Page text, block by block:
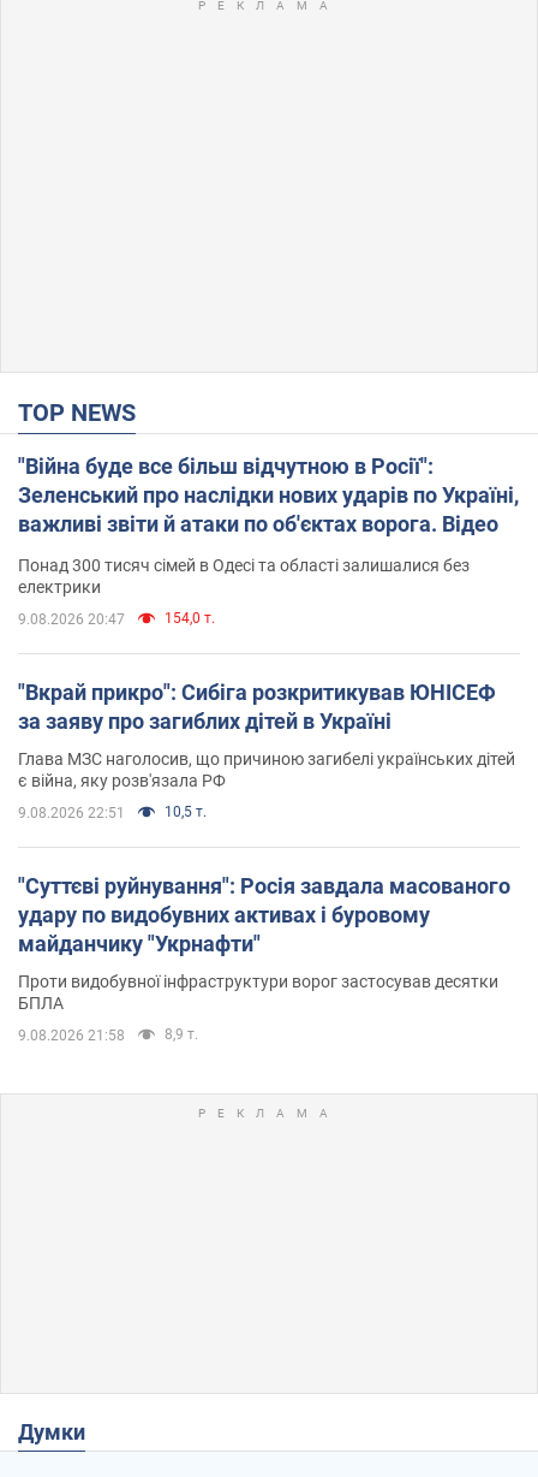
TOP NEWS
"Війна буде все більш відчутною в Росії":
Зеленський про наслідки нових ударів по Україні,
важливі звіти й атаки по об'єктах ворога. Відео
Понад 300 тисяч сімей в Одесі та області залишалися без
електрики
9.08.2026 20:47 154,0 т.
"Вкрай прикро": Сибіга розкритикував ЮНІСЕФ
за заяву про загиблих дітей в Україні
Глава МЗС наголосив, що причиною загибелі українських дітей
є війна, яку розв'язала РФ
9.08.2026 22:51 10,5 т.
"Суттєві руйнування": Росія завдала масованого
удару по видобувних активах і буровому
майданчику "Укрнафти"
Проти видобувної інфраструктури ворог застосував десятки
БПЛА
9.08.2026 21:58 8,9 т.
Думки